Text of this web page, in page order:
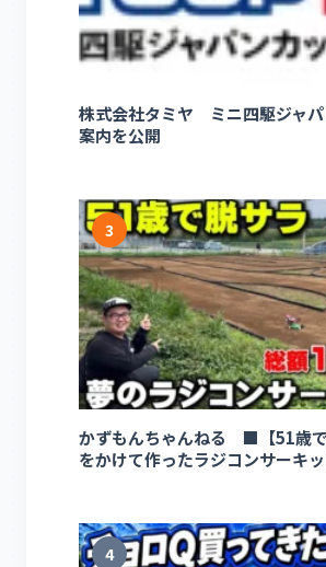
株式会社タミヤ ミニ四駆ジャ
案内を公開
3
かずもんちゃんねる ■【51歳
をかけて作ったラジコンサーキ
4